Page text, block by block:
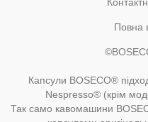
Повна
Капсули BOSECO®
Nespresso® (крім
Так само кавомашини